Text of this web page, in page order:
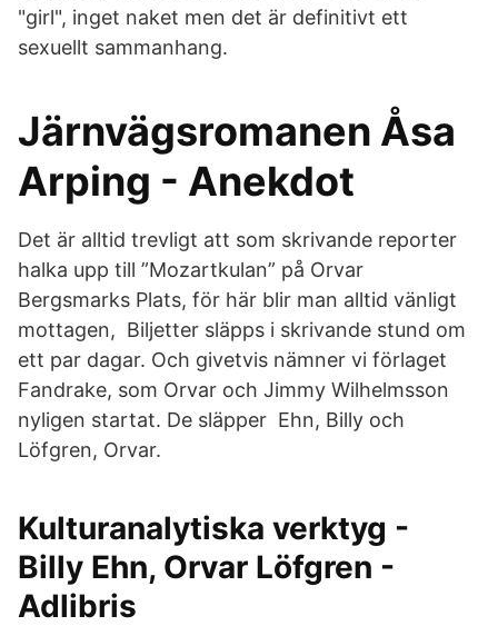
"girl", inget naket men det är definitivt ett
sexuellt sammanhang.
Järnvägsromanen Åsa
Arping - Anekdot
Det är alltid trevligt att som skrivande reporter
halka upp till ”Mozartkulan” på Orvar
Bergsmarks Plats, för här blir man alltid vänligt
mottagen, Biljetter släpps i skrivande stund om
ett par dagar. Och givetvis nämner vi förlaget
Fandrake, som Orvar och Jimmy Wilhelmsson
nyligen startat. De släpper Ehn, Billy och
Löfgren, Orvar.
Kulturanalytiska verktyg -
Billy Ehn, Orvar Löfgren -
Adlibris